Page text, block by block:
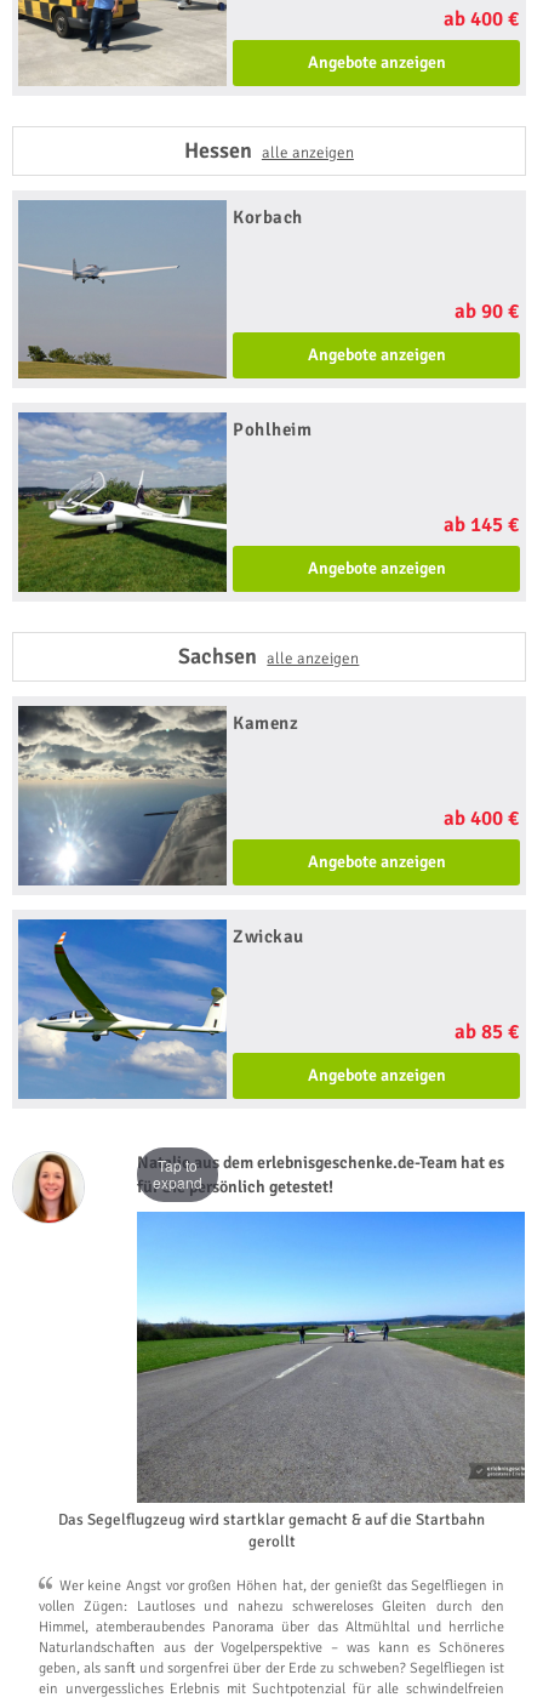
ab 400 €
Angebote anzeigen
Hessen alle anzeigen
Korbach
ab 90 €
Angebote anzeigen
Pohlheim
ab 145 €
Angebote anzeigen
Sachsenalle anzeigen
Kamenz
ab 400 €
Angebote anzeigen
Zwickau
ab 85 €
Angebote anzeigen
Natalie aus dem erlebnisgeschenke.de-Team hat es
für Sie persönlich getestet!
Tap to
expand
Das Segelflugzeug wird startklar gemacht & auf die Startbahn
gerollt
Wer keine Angst vor großen Höhen hat, der genießt das Segelfliegen in
vollen Zügen: Lautloses und nahezu schwereloses Gleiten durch den
Himmel, atemberaubendes Panorama über das Altmühltal und herrliche
Naturlandschaften aus der Vogelperspektive – was kann es Schöneres
geben, als sanft und sorgenfrei über der Erde zu schweben? Segelfliegen ist
ein unvergessliches Erlebnis mit Suchtpotenzial für alle schwindelfreien